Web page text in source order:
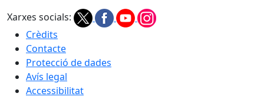
Xarxes socials:
Crèdits
Contacte
Protecció de dades
Avís legal
Accessibilitat